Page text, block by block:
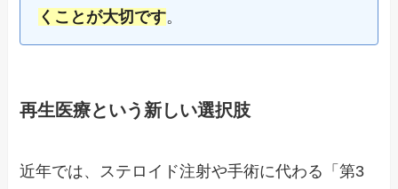
くことが大切です。
再生医療という新しい選択肢
近年では、ステロイド注射や手術に代わる「第3